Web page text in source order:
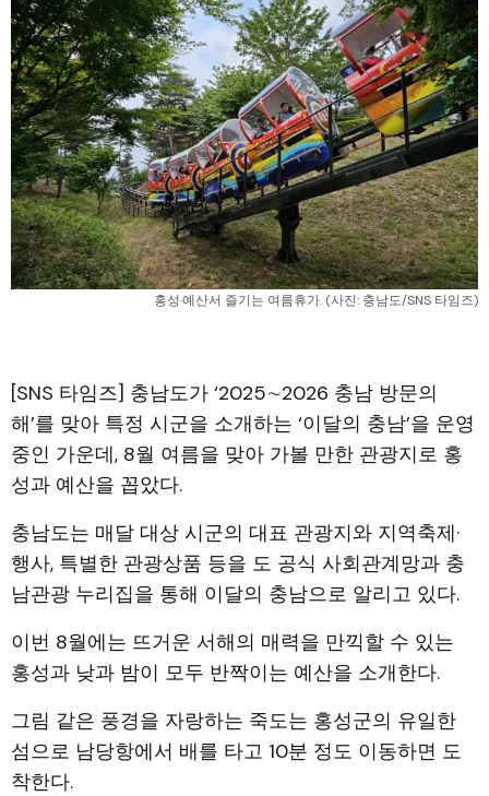
홍성·예산서 즐기는 여름휴가. (사진: 충남도/SNS 타임즈)
[SNS 타임즈] 충남도가 ‘2025∼2026 충남 방문의
해’를 맞아 특정 시군을 소개하는 ‘이달의 충남’을 운영
중인 가운데, 8월 여름을 맞아 가볼 만한 관광지로 홍
성과 예산을 꼽았다.
충남도는 매달 대상 시군의 대표 관광지와 지역축제·
행사, 특별한 관광상품 등을 도 공식 사회관계망과 충
남관광 누리집을 통해 이달의 충남으로 알리고 있다.
이번 8월에는 뜨거운 서해의 매력을 만끽할 수 있는
홍성과 낮과 밤이 모두 반짝이는 예산을 소개한다.
그림 같은 풍경을 자랑하는 죽도는 홍성군의 유일한
섬으로 남당항에서 배를 타고 10분 정도 이동하면 도
착한다.